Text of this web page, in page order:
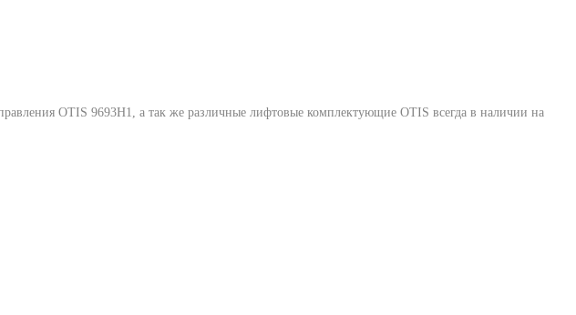
OTIS 9693H1, а так же различные лифтовые комплектующие OTIS всегда в наличии на